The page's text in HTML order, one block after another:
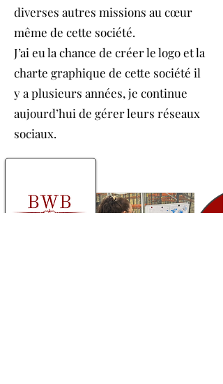
diverses autres missions au cœur
même de cette société.
J’ai eu la chance de créer le logo et la
charte graphique de cette société il
y a plusieurs années, je continue
aujourd’hui de gérer leurs réseaux
sociaux.